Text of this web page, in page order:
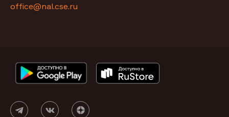
office@nal.cse.ru